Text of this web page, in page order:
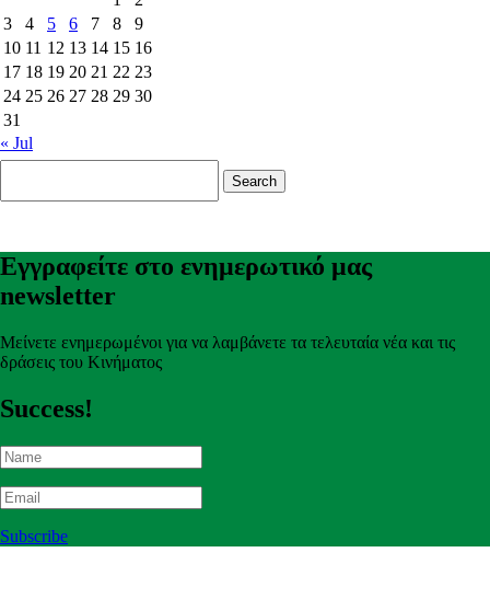
3
4 5 6 7 8
9
10 11 12 13 14 15 16
17 18 19 20 21 22 23
24 25 26 27 28 29 30
31
« Jul
Εγγραφείτε στο ενημερωτικό μας
newsletter
Μείνετε ενημερωμένοι για να λαμβάνετε τα τελευταία νέα και τις
δράσεις του Κινήματος
Success!
Subscribe